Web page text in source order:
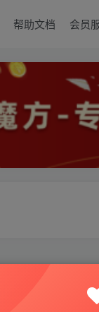
帮助文档 会员